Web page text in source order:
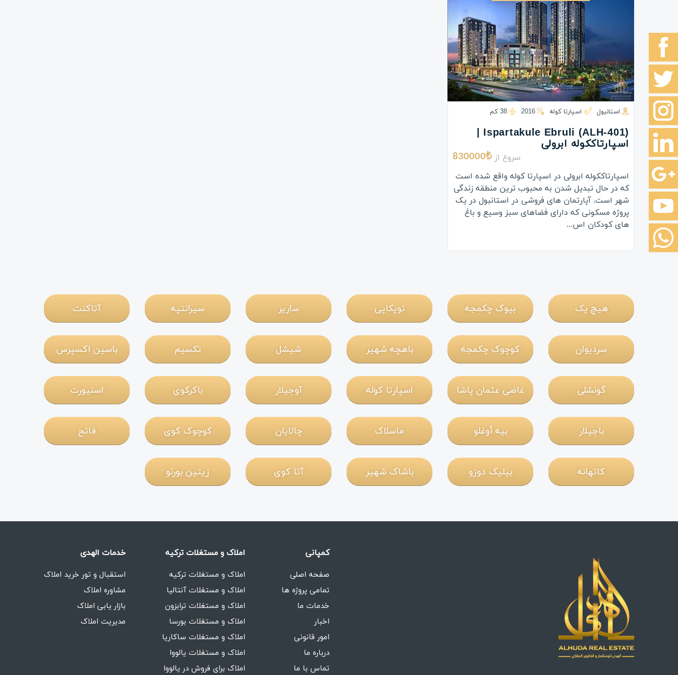
استانبول اسپارتا کوله 2016 38 كم
(ALH-401) Ispartakule Ebruli |
اسپارتاککوله ابرولی
سروع از 830000₺
اسپارتاککوله ابرولی در اسپارتا کوله واقع شده است
که در حال تبدیل شدن به محبوب ترین منطقه زندگی
شهر است. آپارتمان های فروشی در استانبول در یک
پروژه مسکونی که دارای فضاهای سبز وسیع و باغ
های کودکان اس...
هیچ یک بیوک چکمجه توپکاپی ساریر سیرانتپه آتاکنت
سردیوان کوچوک چکمجه باهچه شهیر شیشل تکسیم باسین اکسپرس
گونشلی غاضی عثمان پاشا اسپارتا کوله آوجیلار باکرکوی اسنیورت
باجیلار بيه أوغلو ماسلاک چالایان کوچوک کوی فاتح
کاتهانه بیلیک دوزو باشاک شهیر آتا کوی زیتین بورنو
کمپانی
صفحه اصلی
تمامی پروژه ها
خدمات ما
اخبار
امور قانونی
درباره ما
تماس با ما
املاک و مستغلات ترکیه
املاک و مستغلات ترکیه
املاک و مستغلات آنتالیا
املاک و مستغلات ترابزون
املاک و مستغلات بورسا
املاک و مستغلات ساکاریا
املاک و مستغلات یالووا
املاک برای فروش در یالووا
خدمات الهدی
استقبال و تور خرید املاک
مشاوره املاک
بازار یابی املاک
مدیریت املاک